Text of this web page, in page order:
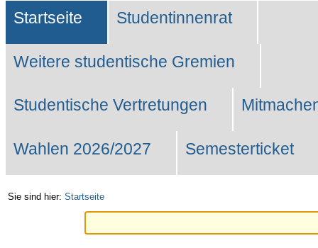
Suche…
Sektionen
Startseite Studentinnenrat
Weitere studentische Gremien
Studentische Vertretungen
Wahlen 2026/2027 Semesterticket
Sie sind hier: Startseite